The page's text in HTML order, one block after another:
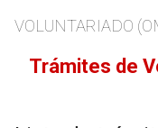
VOLUNTARIADO
Trámites de